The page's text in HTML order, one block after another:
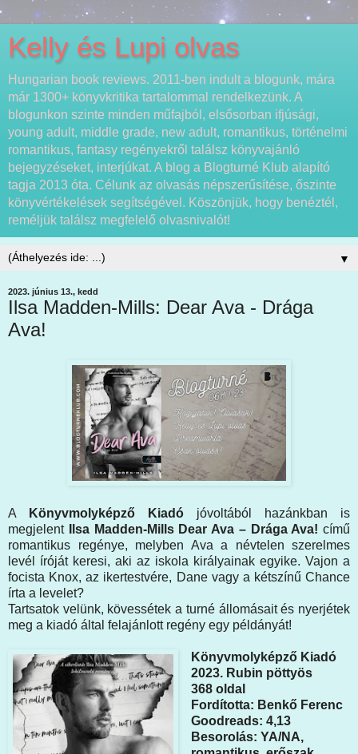
Kelly és Lupi olvas
Hungarian book reviews. 2011-ben indult a blogunk, mára
már 1300+ könyvkritika tartalommal rendelkezünk. A
blogunkon szinte minden műfajból, elsősorban ifjúsági,
young adult, middle grade, new adult, romantikus, történelmi
romantikus, fantasy regényekről találsz könyvajánló
bejegyzéseket, interjúkat. A blog a Blogturné Klub alapító
tagja 2013 óta. Célunk az olvasás népszerűsítése, őszinte
könyvértékelések segítségével. Köszönjük, hogy benéztél,
reméljük találsz megfelelő olvasnivalót!
▼
2023. június 13., kedd
Ilsa Madden-Mills: Dear Ava - Drága
Ava!
A Könyvmolyképző Kiadó jóvoltából hazánkban is
megjelent
Ilsa Madden-Mills Dear ​Ava – Drága Ava! című
romantikus regénye, melyben Ava a névtelen szerelmes
levél íróját keresi, aki az iskola királyainak egyike. Vajon a
focista Knox, az ikertestvére, Dane vagy a kétszínű Chance
írta a levelet?
Tartsatok velünk, kövessétek a turné állomásait és nyerjétek
meg a kiadó által felajánlott regény egy példányát!
Könyvmolyképző Kiadó
2023. Rubin pöttyös
368 oldal
Fordította: Benkő Ferenc
Goodreads: 4,13
Besorolás: YA/NA,